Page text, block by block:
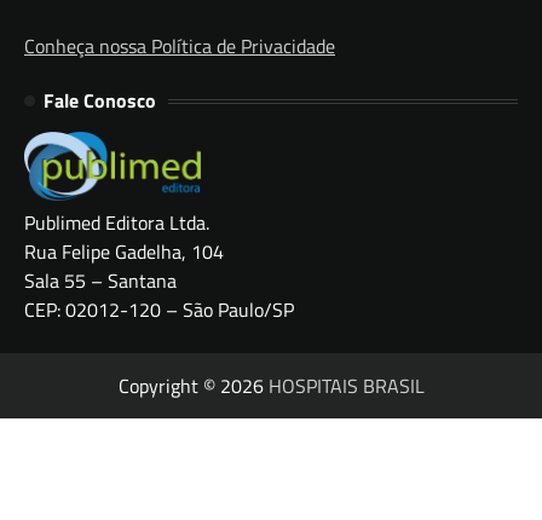
Conheça nossa Política de Privacidade
Fale Conosco
Publimed Editora Ltda.
Rua Felipe Gadelha, 104
Sala 55 – Santana
CEP: 02012-120 – São Paulo/SP
Copyright © 2026 HOSPITAIS BRASIL